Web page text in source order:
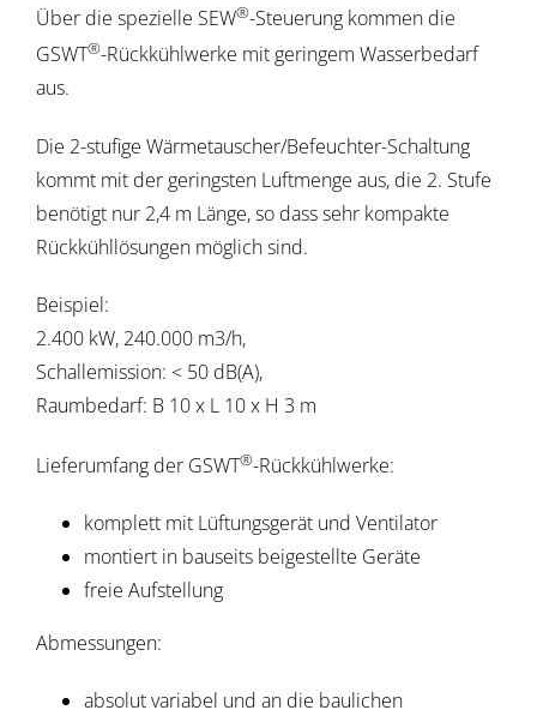
Über die spezielle SEW®-Steuerung kommen die
GSWT®-Rückkühlwerke mit geringem Wasserbedarf
aus.
Die 2-stufige Wärmetauscher/Befeuchter-Schaltung
kommt mit der geringsten Luftmenge aus, die 2. Stufe
benötigt nur 2,4 m Länge, so dass sehr kompakte
Rückkühllösungen möglich sind.
Beispiel:
2.400 kW, 240.000 m3/h,
Schallemission: < 50 dB(A),
Raumbedarf: B 10 x L 10 x H 3 m
Lieferumfang der GSWT®-Rückkühlwerke:
komplett mit Lüftungsgerät und Ventilator
montiert in bauseits beigestellte Geräte
freie Aufstellung
Abmessungen:
absolut variabel und an die baulichen